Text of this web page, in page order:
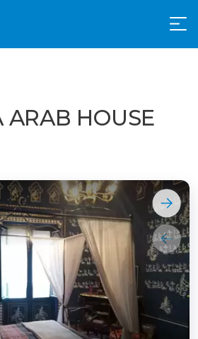
ARAB HOUSE